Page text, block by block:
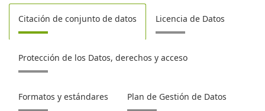
Citación de conjunto de datos Licencia de Datos
Protección de los Datos, derechos y acceso
Formatos y estándares Plan de Gestión de Datos